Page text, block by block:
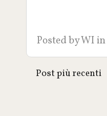
Posted byWI
Post più recenti